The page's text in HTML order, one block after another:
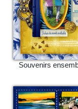
Souvenirs